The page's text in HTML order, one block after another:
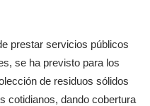
prestar servicios públicos
se ha previsto para los
de residuos sólidos
cotidianos, dando cobertura